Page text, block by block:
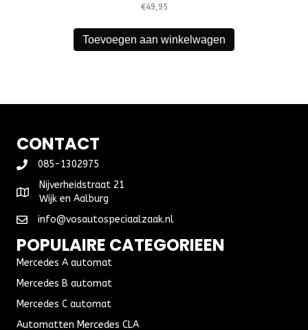
€49,95
Toevoegen aan winkelwagen
CONTACT
085-1302975
Nijverheidstraat 21
Wijk en Aalburg
info@vosautospeciaalzaak.nl
POPULAIRE CATEGORIEEN
Mercedes A automat
Mercedes B automat
Mercedes C automat
Automatten Mercedes CLA